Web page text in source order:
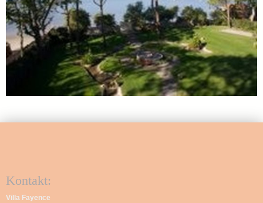
Kontakt:
Villa Fayence